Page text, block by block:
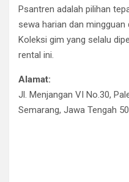
Psantren adalah pilihan
sewa harian dan mingguan
Koleksi gim yang selalu
rental ini.
Alamat:
Jl. Menjangan VI No.30,
Semarang, Jawa Tengah